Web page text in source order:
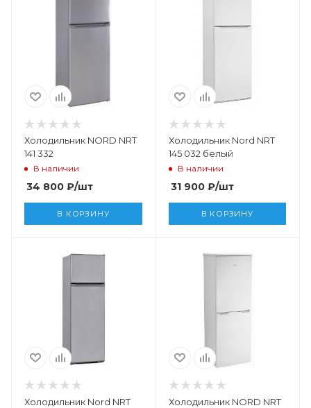
Холодильник NORD NRT
141 332
В наличии
34 800 ₽/шт
В КОРЗИНУ
Холодильник Nord NRT
145 032 белый
В наличии
31 900₽/шт
В КОРЗИНУ
Холодильник Nord NRT
Холодильник NORD NRT